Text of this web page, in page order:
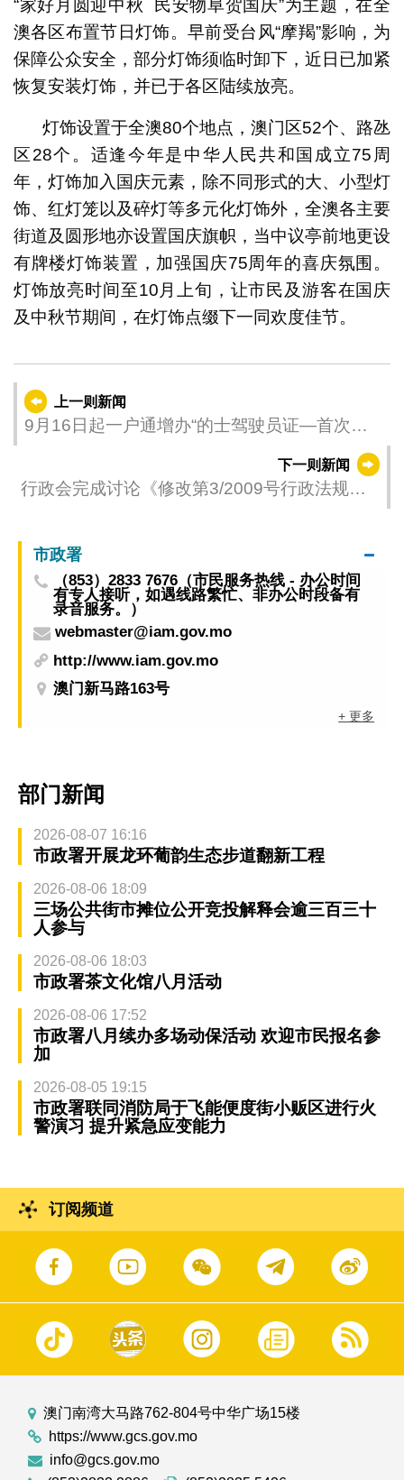
“家好月圆迎中秋 民安物阜贺国庆”为主题，在全
澳各区布置节日灯饰。早前受台风“摩羯”影响，为
保障公众安全，部分灯饰须临时卸下，近日已加紧
恢复安装灯饰，并已于各区陆续放亮。
灯饰设置于全澳80个地点，澳门区52个、路氹
区28个。适逢今年是中华人民共和国成立75周
年，灯饰加入国庆元素，除不同形式的大、小型灯
饰、红灯笼以及碎灯等多元化灯饰外，全澳各主要
街道及圆形地亦设置国庆旗帜，当中议亭前地更设
有牌楼灯饰装置，加强国庆75周年的喜庆氛围。
灯饰放亮时间至10月上旬，让市民及游客在国庆
及中秋节期间，在灯饰点缀下一同欢度佳节。
上一则新闻
9月16日起一户通增办“的士驾驶员证—首次签
下一则新闻
行政会完成讨论《修改第3/2009号行政法规
案
市政署
（853）2833 7676（市民服务热线 - 办公时间
有专人接听，如遇线路繁忙、非办公时段备有
录音服务。）
webmaster@iam.gov.mo
http://www.iam.gov.mo
澳门新马路163号
+ 更多
部门新闻
2026-08-07 16:16
市政署开展龙环葡韵生态步道翻新工程
2026-08-06 18:09
三场公共街市摊位公开竞投解释会逾三百三十
人参与
2026-08-06 18:03
市政署茶文化馆八月活动
2026-08-06 17:52
市政署八月续办多场动保活动 欢迎市民报名参
加
2026-08-05 19:15
市政署联同消防局于飞能便度街小贩区进行火
警演习 提升紧急应变能力
订阅频道
澳门南湾大马路762-804号中华广场15楼
https://www.gcs.gov.mo
info@gcs.gov.mo